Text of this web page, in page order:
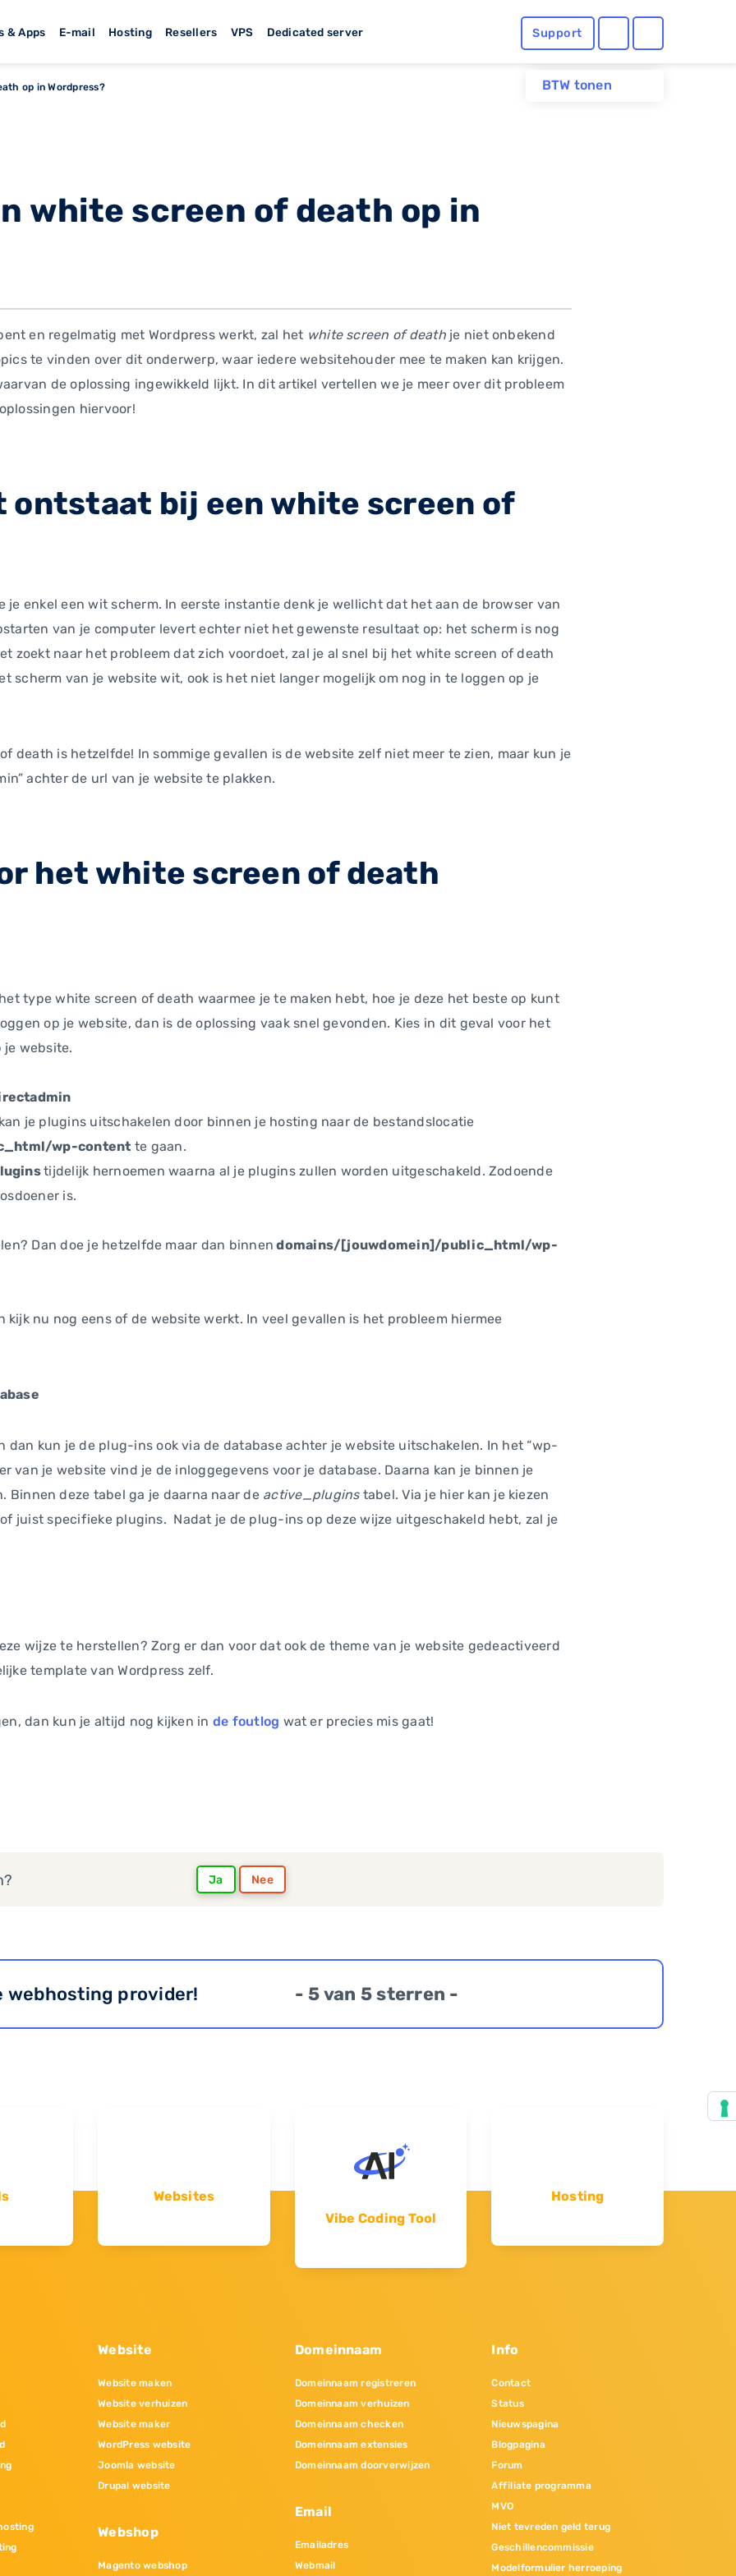
& Apps E-mail Hosting Resellers VPS Dedicated server Support
BTW tonen
op in Wordpress?
white screen of death op in
en regelmatig met Wordpress werkt, zal het white screen of death je niet onbekend
te vinden over dit onderwerp, waar iedere websitehouder mee te maken kan krijgen.
de oplossing ingewikkeld lijkt. In dit artikel vertellen we je meer over dit probleem
hiervoor!
ontstaat bij een white screen of
je enkel een wit scherm. In eerste instantie denk je wellicht dat het aan de browser van
van je computer levert echter niet het gewenste resultaat op: het scherm is nog
zoekt naar het probleem dat zich voordoet, zal je al snel bij het white screen of death
scherm van je website wit, ook is het niet langer mogelijk om nog in te loggen op je
death is hetzelfde! In sommige gevallen is de website zelf niet meer te zien, maar kun je
achter de url van je website te plakken.
het white screen of death
type white screen of death waarmee je te maken hebt, hoe je deze het beste op kunt
op je website, dan is de oplossing vaak snel gevonden. Kies in dit geval voor het
website.
je plugins uitschakelen door binnen je hosting naar de bestandslocatie
wp-content te gaan.
tijdelijk hernoemen waarna al je plugins zullen worden uitgeschakeld. Zodoende
is.
Dan doe je hetzelfde maar dan binnen domains/[jouwdomein]/public_html/wp-
kijk nu nog eens of de website werkt. In veel gevallen is het probleem hiermee
dan kun je de plug-ins ook via de database achter je website uitschakelen. In het “wp-
van je website vind je de inloggegevens voor je database. Daarna kan je binnen je
Binnen deze tabel ga je daarna naar de active_pluginstabel. Via je hier kan je kiezen
juist specifieke plugins. Nadat je de plug-ins op deze wijze uitgeschakeld hebt, zal je
wijze te herstellen? Zorg er dan voor dat ook de theme van je website gedeactiveerd
template van Wordpress zelf.
dan kun je altijd nog kijken in de foutlog wat er precies mis gaat!
Ja Nee
webhosting provider! - 5 van 5 sterren -
Websites
Vibe Coding Tool
Hosting
Website
Website maken
Website verhuizen
Website maker
WordPress website
Joomla website
Drupal website
Webshop
Magento webshop
Domeinnaam
Domeinnaam registreren
Domeinnaam verhuizen
Domeinnaam checken
Domeinnaam extensies
Domeinnaam doorverwijzen
Email
Emailadres
Webmail
Info
Contact
Status
Nieuwspagina
Blogpagina
Forum
Affiliate programma
MVO
Niet tevreden geld terug
Geschillencommissie
Modelformulier herroeping